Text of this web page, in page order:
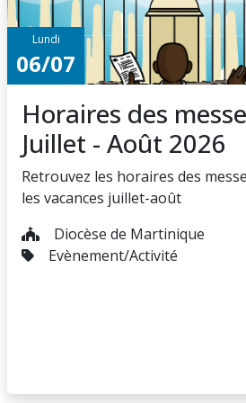
Lundi
06/07
Horaires des
Juillet - Août 2026
Retrouvez les horaires des
les vacances juillet-août
Diocèse de Martinique
Evènement/Activité